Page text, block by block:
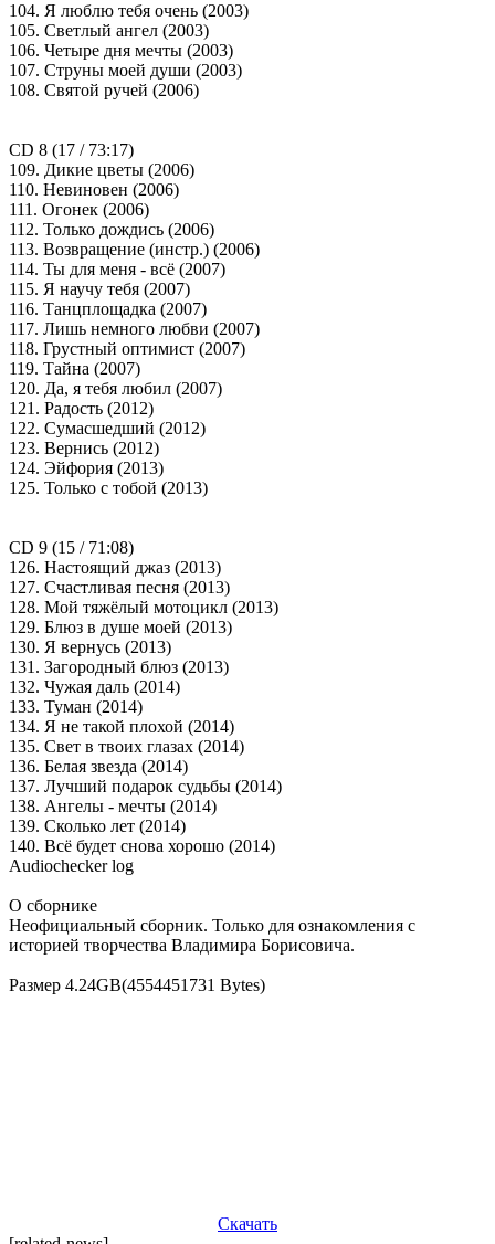
104. Я люблю тебя очень (2003)
105. Светлый ангел (2003)
106. Четыре дня мечты (2003)
107. Струны моей души (2003)
108. Святой ручей (2006)
CD 8 (17 / 73:17)
109. Дикие цветы (2006)
110. Невиновен (2006)
111. Огонек (2006)
112. Только дождись (2006)
113. Возвращение (инстр.) (2006)
114. Ты для меня - всё (2007)
115. Я научу тебя (2007)
116. Танцплощадка (2007)
117. Лишь немного любви (2007)
118. Грустный оптимист (2007)
119. Тайна (2007)
120. Да, я тебя любил (2007)
121. Радость (2012)
122. Сумасшедший (2012)
123. Вернись (2012)
124. Эйфория (2013)
125. Только с тобой (2013)
CD 9 (15 / 71:08)
126. Настоящий джаз (2013)
127. Счастливая песня (2013)
128. Мой тяжёлый мотоцикл (2013)
129. Блюз в душе моей (2013)
130. Я вернусь (2013)
131. Загородный блюз (2013)
132. Чужая даль (2014)
133. Туман (2014)
134. Я не такой плохой (2014)
135. Свет в твоих глазах (2014)
136. Белая звезда (2014)
137. Лучший подарок судьбы (2014)
138. Ангелы - мечты (2014)
139. Сколько лет (2014)
140. Всё будет снова хорошо (2014)
Audiochecker log
О сборнике
Неофициальный сборник. Только для ознакомления с
историей творчества Владимира Борисовича.
Размер 4.24GB(4554451731 Bytes)
Скачать